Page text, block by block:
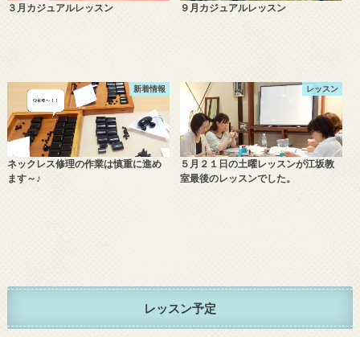
３月カジュアルレッスン ９月カジュアルレッスン
新着情報
ネックレス修理の作業は慎重に進め
ます～♪
レッスン
５月２１日の土曜レッスンが江坂教
室最後のレッスンでした。
レッスン予定